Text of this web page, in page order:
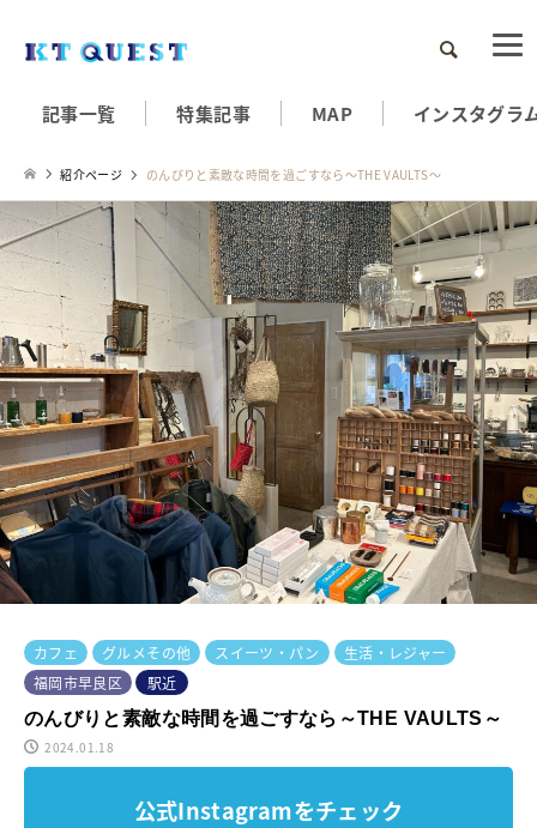
検索
記事一覧 特集記事 MAP インスタグラ
紹介ページ のんびりと素敵な時間を過ごすなら～THE VAULTS～
カフェ グルメその他 スイーツ・パン
生活・レジャー
福岡市早良区
駅近
のんびりと素敵な時間を過ごすなら～THE VAULTS～
2024.01.18
公式Instagramをチェック